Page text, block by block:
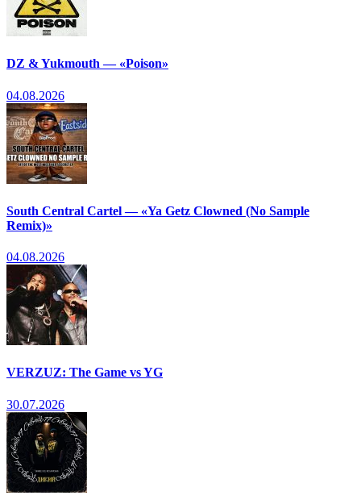
DZ & Yukmouth — «Poison»
04.08.2026
South Central Cartel — «Ya Getz Clowned (No Sample
Remix)»
04.08.2026
VERZUZ: The Game vs YG
30.07.2026